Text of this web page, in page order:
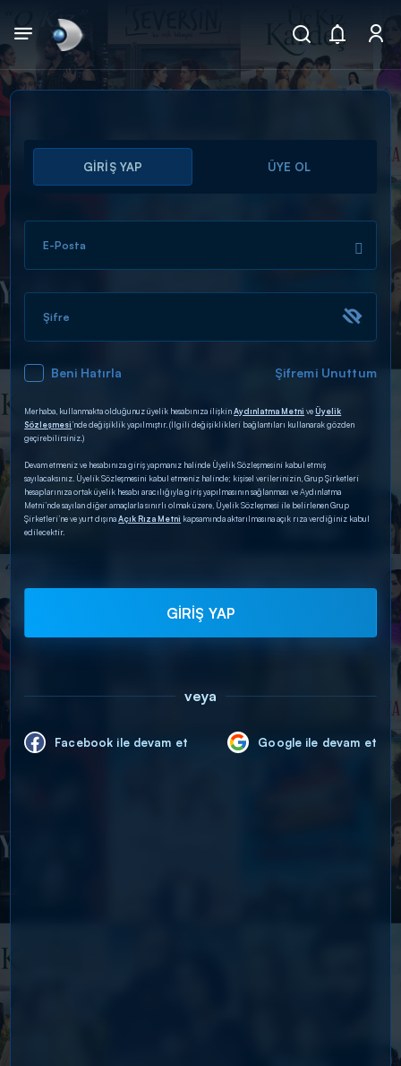
Arama
ARAMA SONUÇLARI
DİĞER SONUÇLAR
GİRİŞ YAP ÜYE OL
E-Posta
Şifre
Beni Hatırla Şifremi Unuttum
Merhaba, kullanmakta olduğunuz üyelik hesabınıza ilişkinAydınlatma Metni veÜyelik
Sözleşmesi’nde değişiklik yapılmıştır. (İlgili değişiklikleri bağlantıları kullanarak gözden
geçirebilirsiniz.)
Devam etmeniz ve hesabınıza giriş yapmanız halinde Üyelik Sözleşmesini kabul etmiş
sayılacaksınız. Üyelik Sözleşmesini kabul etmeniz halinde; kişisel verilerinizin, Grup Şirketleri
hesaplarınıza ortak üyelik hesabı aracılığıyla giriş yapılmasının sağlanması ve Aydınlatma
Metni’nde sayılan diğer amaçlarla sınırlı olmak üzere, Üyelik Sözleşmesi ile belirlenen Grup
Şirketleri’ne ve yurt dışınaAçık Rıza Metni kapsamında aktarılmasına açık rıza verdiğiniz kabul
edilecektir.
GİRİŞ YAP
veya
Facebook ile devam et Google ile devam et